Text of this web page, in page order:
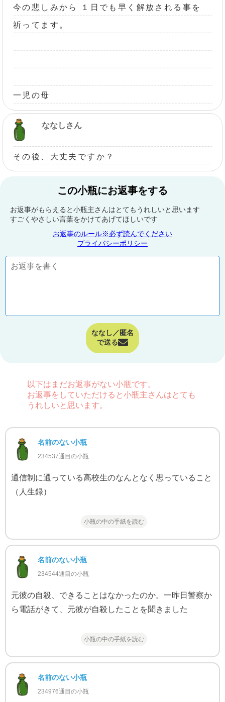
今の悲しみから １日でも早く解放される事を
祈ってます。
一児の母
ななしさん
その後、大丈夫ですか？
この小瓶にお返事をする
お返事がもらえると小瓶主さんはとてもうれしいと思います
すごくやさしい言葉をかけてあげてほしいです
お返事のルール※必ず読んでください
プライバシーポリシー
ななし／匿名
で送る
以下はまだお返事がない小瓶です。
お返事をしていただけると小瓶主さんはとても
うれしいと思います。
名前のない小瓶
234537通目の小瓶
通信制に通っている高校生のなんとなく思っていること
（人生録）
小瓶の中の手紙を読む
名前のない小瓶
234544通目の小瓶
元彼の自殺、できることはなかったのか。一昨日警察か
ら電話がきて、元彼が自殺したことを聞きました
小瓶の中の手紙を読む
名前のない小瓶
234976通目の小瓶